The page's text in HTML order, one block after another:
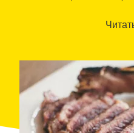
celebraciones. Los
calidad-precio.